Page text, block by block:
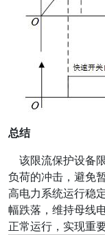
总结
该限流保护设备
负荷的冲击，避免
高电力系统运行稳
幅跌落，维持母线
正常运行，实现重